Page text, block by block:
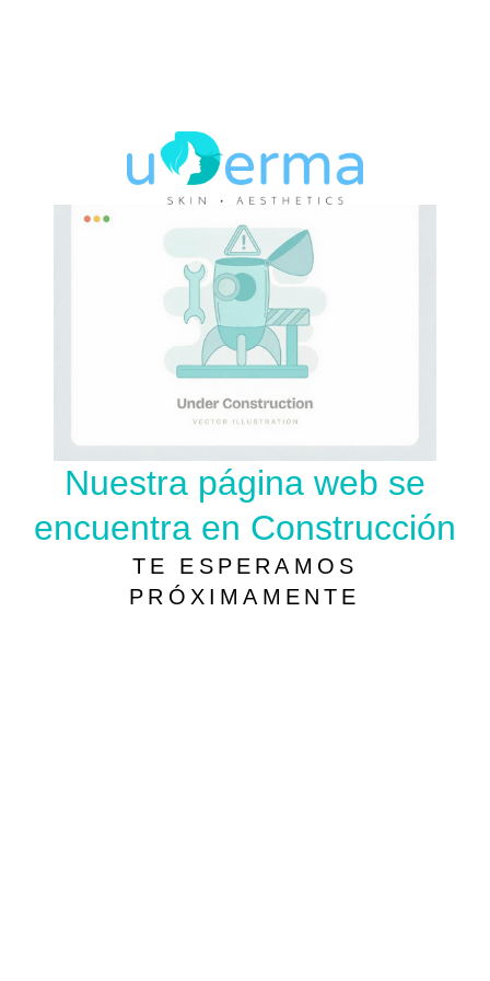
Nuestra página web se
encuentra en Construcción
TE ESPERAMOS
PRÓXIMAMENTE